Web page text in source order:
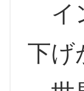
イ
下げ